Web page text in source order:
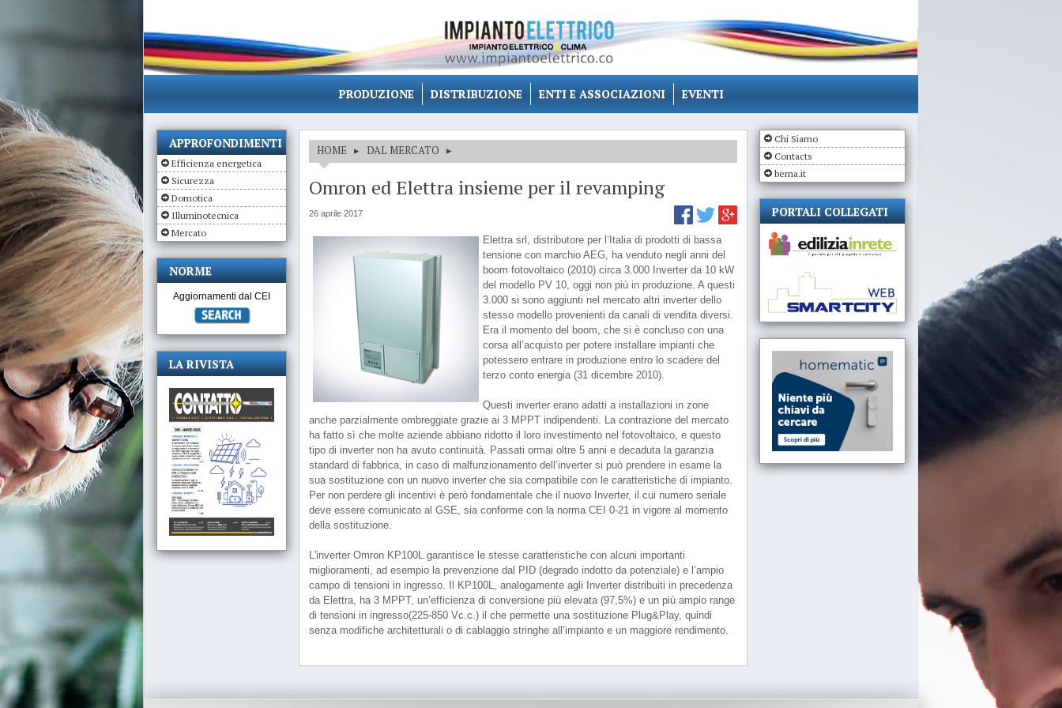
PRODUZIONE DISTRIBUZIONE ENTI E ASSOCIAZIONI EVENTI
HOME ▸ DAL MERCATO ▸
Omron ed Elettra insieme per il revamping
26 aprile 2017
Elettra srl, distributore per l’Italia di prodotti di bassa
tensione con marchio AEG, ha venduto negli anni del
boom fotovoltaico (2010) circa 3.000 Inverter da 10 kW
del modello PV 10, oggi non più in produzione. A questi
3.000 si sono aggiunti nel mercato altri inverter dello
stesso modello provenienti da canali di vendita diversi.
Era il momento del boom, che si è concluso con una
corsa all’acquisto per potere installare impianti che
potessero entrare in produzione entro lo scadere del
terzo conto energia (31 dicembre 2010).
Questi inverter erano adatti a installazioni in zone
anche parzialmente ombreggiate grazie ai 3 MPPT indipendenti. La contrazione del mercato
ha fatto sì che molte aziende abbiano ridotto il loro investimento nel fotovoltaico, e questo
tipo di inverter non ha avuto continuità. Passati ormai oltre 5 anni e decaduta la garanzia
standard di fabbrica, in caso di malfunzionamento dell’inverter si può prendere in esame la
sua sostituzione con un nuovo inverter che sia compatibile con le caratteristiche di impianto.
Per non perdere gli incentivi è però fondamentale che il nuovo Inverter, il cui numero seriale
deve essere comunicato al GSE, sia conforme con la norma CEI 0-21 in vigore al momento
della sostituzione.
L'inverter Omron KP100L garantisce le stesse caratteristiche con alcuni importanti
miglioramenti, ad esempio la prevenzione dal PID (degrado indotto da potenziale) e l’ampio
campo di tensioni in ingresso. Il KP100L, analogamente agli Inverter distribuiti in precedenza
da Elettra, ha 3 MPPT, un’efficienza di conversione più elevata (97,5%) e un più ampio range
di tensioni in ingresso(225-850 Vc.c.) il che permette una sostituzione Plug&Play, quindi
senza modifiche architetturali o di cablaggio stringhe all’impianto e un maggiore rendimento.
APPROFONDIMENTI
Efficienza energetica
Sicurezza
Domotica
Illuminotecnica
Mercato
NORME
Aggiornamenti dal CEI
LA RIVISTA
Chi Siamo
Contacts
bema.it
PORTALI COLLEGATI